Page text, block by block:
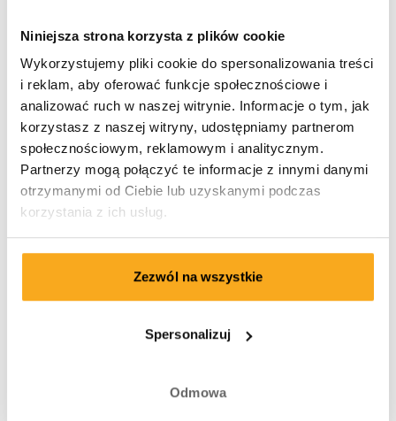
Niniejsza strona korzysta z plików cookie
Wykorzystujemy pliki cookie do spersonalizowania treści
i reklam, aby oferować funkcje społecznościowe i
analizować ruch w naszej witrynie. Informacje o tym, jak
korzystasz z naszej witryny, udostępniamy partnerom
społecznościowym, reklamowym i analitycznym.
Partnerzy mogą połączyć te informacje z innymi danymi
otrzymanymi od Ciebie lub uzyskanymi podczas
korzystania z ich usług.
Zezwól na wszystkie
Spersonalizuj
Odmowa
Chcesz zrezygnować z subskrypcji ON THAT ASS w
okresie do namysłu? Wypełnij nasz formularz
odstąpienia. Uwaga: Tylko Ty lub osoba upoważniona
możecie anulować subskrypcje na Twoje nazwisko.
Masz kilka subskrypcji na jednym koncie? Wypełnij
formularz osobno dla każdej subskrypcji, którą chcesz
anulować.
Płatność